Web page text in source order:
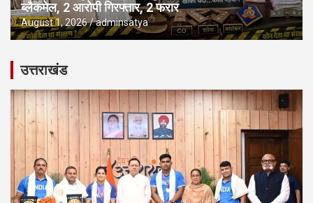
ब्लैकमेल, 2 आरोपी गिरफ्तार, 2 फरार
August 1, 2026 adminsatya
उत्तराखंड